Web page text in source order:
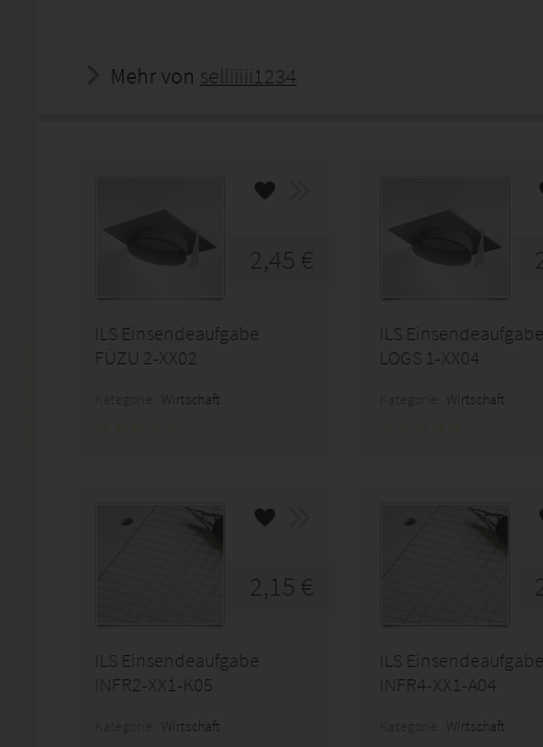
Mehr von selliiiii1234
2,45 €
ILS Einsendeaufgabe
FÜZU 2-XX02
Wirtschaft
ILS Einsendeaufgabe
LOGS 1-XX04
Wirtschaft
2,15 €
ILS Einsendeaufgabe
INFR2-XX1-K05
Wirtschaft
ILS Einsendeaufgabe
INFR4-XX1-A04
Wirtschaft